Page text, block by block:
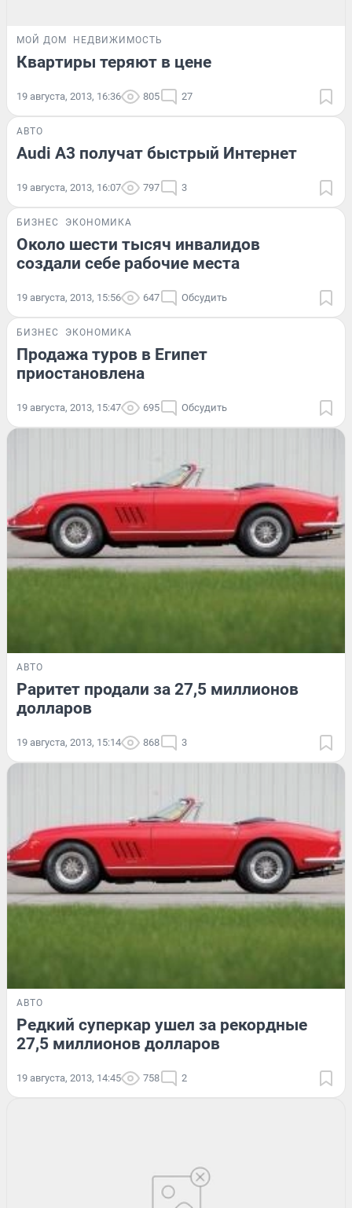
МОЙ ДОМ НЕДВИЖИМОСТЬ
Квартиры теряют в цене
19 августа, 2013, 16:36 805 27
АВТО
Audi A3 получат быстрый Интернет
19 августа, 2013, 16:07 797 3
БИЗНЕС ЭКОНОМИКА
Около шести тысяч инвалидов
создали себе рабочие места
19 августа, 2013, 15:56 647 Обсудить
БИЗНЕС ЭКОНОМИКА
Продажа туров в Египет
приостановлена
19 августа, 2013, 15:47 695 Обсудить
АВТО
Раритет продали за 27,5 миллионов
долларов
19 августа, 2013, 15:14 868 3
АВТО
Редкий суперкар ушел за рекордные
27,5 миллионов долларов
19 августа, 2013, 14:45 758 2